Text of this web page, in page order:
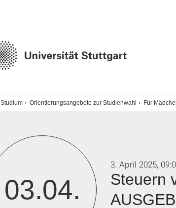
Studium Orientierungsangebote zur Studienwahl Für
03.04.
Steuern
3. April 2025,